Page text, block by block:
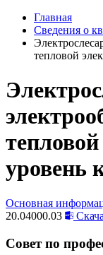
Главная
Сведения о
тепловой
уровень
Основная
20.04000.03
Совет по